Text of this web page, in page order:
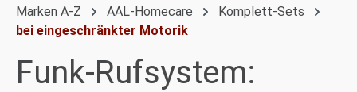
Marken A-Z AAL-Homecare
Komplett-Sets
bei eingeschränkter Motorik
Funk-Rufsystem: